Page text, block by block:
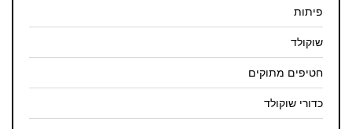
פיתות
שוקולד
חטיפים מתוקים
כדורי שוקולד